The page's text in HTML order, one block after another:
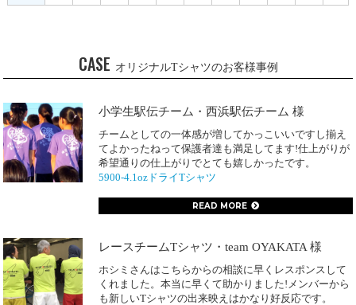
CASE オリジナルTシャツのお客様事例
小学生駅伝チーム・西浜駅伝チーム 様
チームとしての一体感が増してかっこいいですし揃え
てよかったねって保護者達も満足してます!仕上がりが
希望通りの仕上がりでとても嬉しかったです。
5900-4.1ozドライTシャツ
READ MORE
レースチームTシャツ・team OYAKATA 様
ホシミさんはこちらからの相談に早くレスポンスして
くれました。本当に早くて助かりました!メンバーから
も新しいTシャツの出来映えはかなり好反応です。